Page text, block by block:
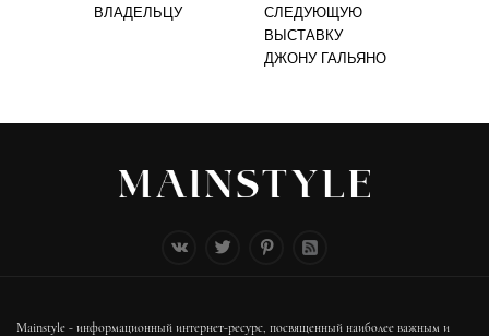
ВЛАДЕЛЬЦУ
СЛЕДУЮЩУЮ
ВЫСТАВКУ
ДЖОНУ ГАЛЬЯНО
Mainstyle - информационный интернет-ресурс, посвященный наиболее важным и